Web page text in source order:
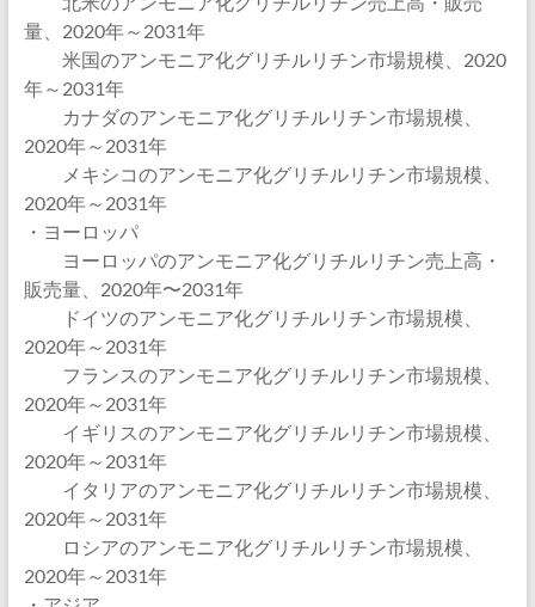
量、2020年～2031年
米国のアンモニア化グリチルリチン市場規模、2020
年～2031年
カナダのアンモニア化グリチルリチン市場規模、
2020年～2031年
メキシコのアンモニア化グリチルリチン市場規模、
2020年～2031年
・ヨーロッパ
ヨーロッパのアンモニア化グリチルリチン売上高・
販売量、2020年〜2031年
ドイツのアンモニア化グリチルリチン市場規模、
2020年～2031年
フランスのアンモニア化グリチルリチン市場規模、
2020年～2031年
イギリスのアンモニア化グリチルリチン市場規模、
2020年～2031年
イタリアのアンモニア化グリチルリチン市場規模、
2020年～2031年
ロシアのアンモニア化グリチルリチン市場規模、
2020年～2031年